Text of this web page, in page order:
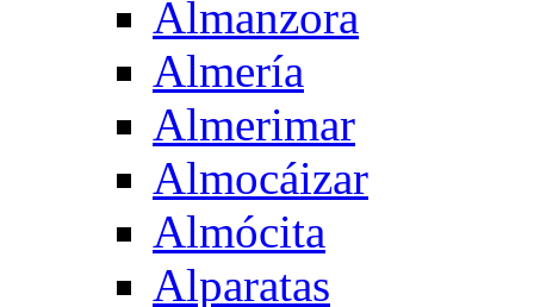
Almanzora
Almería
Almerimar
Almocáizar
Almócita
Alparatas